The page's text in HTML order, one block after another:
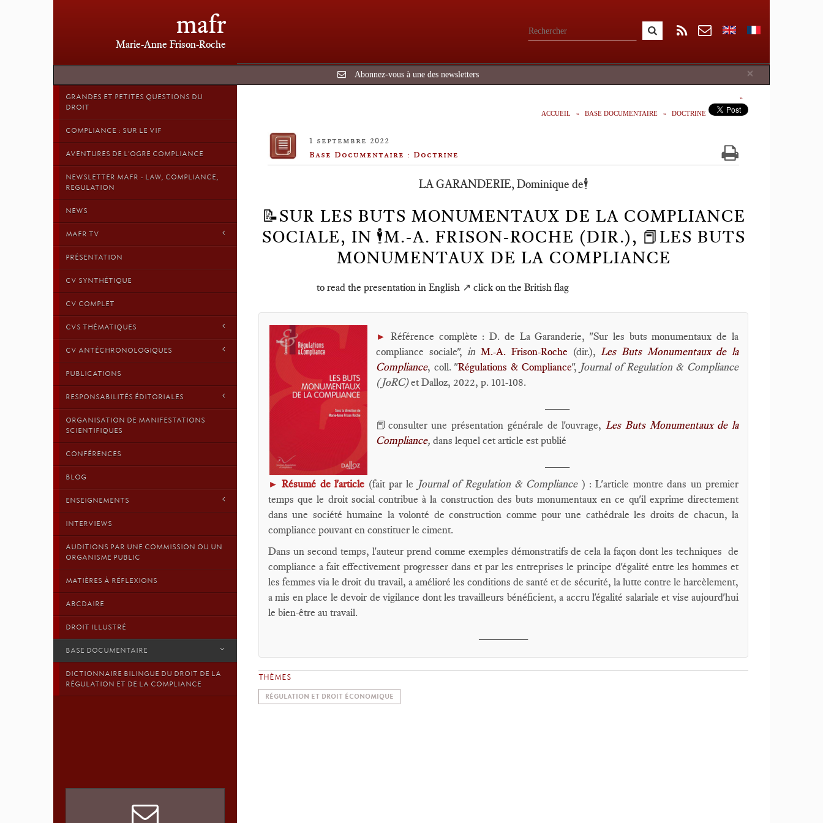
mafr
Marie-Anne Frison-Roche
×
Abonnez-vous à une des newsletters
GRANDES ET PETITES QUESTIONS DU
DROIT
COMPLIANCE : SUR LE VIF
AVENTURES DE L'OGRE COMPLIANCE
NEWSLETTER MAFR - LAW, COMPLIANCE,
REGULATION
NEWS
MAFR TV
PRÉSENTATION
CV SYNTHÉTIQUE
CV COMPLET
CVS THÉMATIQUES
CV ANTÉCHRONOLOGIQUES
PUBLICATIONS
RESPONSABILITÉS ÉDITORIALES
ORGANISATION DE MANIFESTATIONS
SCIENTIFIQUES
CONFÉRENCES
BLOG
ENSEIGNEMENTS
INTERVIEWS
AUDITIONS PAR UNE COMMISSION OU UN
ORGANISME PUBLIC
MATIÈRES À RÉFLEXIONS
ABCDAIRE
DROIT ILLUSTRÉ
BASE DOCUMENTAIRE
DICTIONNAIRE BILINGUE DU DROIT DE LA
RÉGULATION ET DE LA COMPLIANCE
ACCUEIL BASE DOCUMENTAIRE DOCTRINE
1 septembre 2022
Base Documentaire : Doctrine
LA GARANDERIE, Dominique de🕴️
📝SUR LES BUTS MONUMENTAUX DE LA COMPLIANCE
SOCIALE, IN 🕴️M.-A. FRISON-ROCHE (DIR.), 📕LES BUTS
MONUMENTAUX DE LA COMPLIANCE
to read the presentation in English ↗️ click on the British flag
► Référence complète : D. de La Garanderie, "Sur les buts monumentaux de la
compliance sociale",in M.-A. Frison-Roche (dir.),Les Buts Monumentaux de la
Compliance, coll. "Régulations & Compliance", Journal of Regulation & Compliance
(JoRC)et Dalloz, 2022, p. 101-108.
📕consulter une présentation générale de l'ouvrage,Les Buts Monumentaux de la
Compliance, dans lequel cet article est publié
►Résumé de l'article (fait par le Journal of Regulation & Compliance ) : L'article montre dans un premier
temps que le droit social contribue à la construction des buts monumentaux en ce qu'il exprime directement
dans une société humaine la volonté de construction comme pour une cathédrale les droits de chacun, la
compliance pouvant en constituer le ciment.
Dans un second temps, l'auteur prend comme exemples démonstratifs de cela la façon dont les techniques de
compliance a fait effectivement progresser dans et par les entreprises le principe d'égalité entre les hommes et
les femmes via le droit du travail, a amélioré les conditions de santé et de sécurité, la lutte contre le harcèlement,
a mis en place le devoir de vigilance dont les travailleurs bénéficient, a accru l'égalité salariale et vise aujourd'hui
le bien-être au travail.
THÈMES
RÉGULATION ET DROIT ÉCONOMIQUE